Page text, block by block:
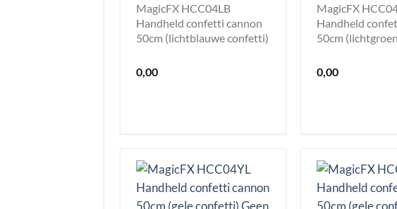
MagicFX HCC04LB
Handheld confetti cannon
50cm (lichtblauwe confetti)
0,00
MagicFX
Handheld
50cm
0,00